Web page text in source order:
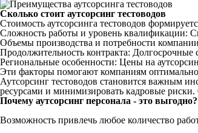
Сколько стоит аутсорсинг тестоводов
Стоимость аутсорсинга тестоводов
Сложность работы и уровень квалификации:
Объемы производства и потребности компании
Продолжительность контракта: Долгосрочные
Региональные особенности: Цены на
Эти факторы помогают компаниям оптимально
Аутсорсинг тестоводов становится важным
ресурсами и минимизировать кадровые
Почему аутсорсинг персонала - это выгодно?
Возможность привлечь любое количество